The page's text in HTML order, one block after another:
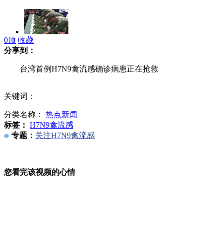
实录：四川省哀悼芦山“4.20”地震遇难同胞
实拍：雅安地震后疑现UFO
0顶 收藏
分享到：
台湾首例H7N9禽流感确诊病患正在抢救
关键词：
分类名称： 热点新闻
标签： H7N9禽流感
专题： 关注H7N9禽流感
您看完该视频的心情